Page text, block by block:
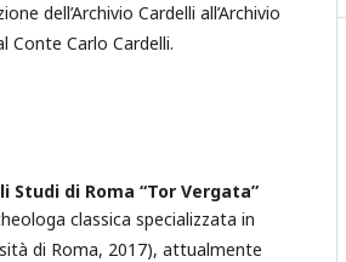
dell’Archivio Cardelli all’Archivio
Conte Carlo Cardelli.
Studi di Roma “Tor Vergata”
classica specializzata in
di Roma, 2017), attualmente